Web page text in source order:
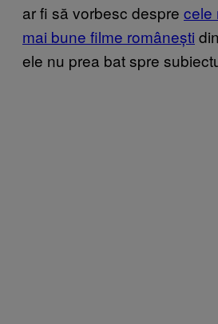
ar fi să vorbesc despre cele
mai bune filme românești
ele nu prea bat spre